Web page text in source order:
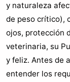
y naturaleza
de peso crítico),
ojos, protección
veterinaria, su
y feliz. Antes de
entender los